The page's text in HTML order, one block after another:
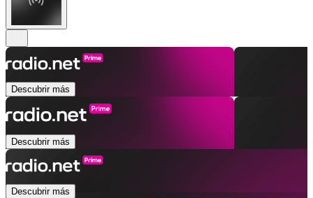
Descubrir más
Descubrir más
Descubrir más